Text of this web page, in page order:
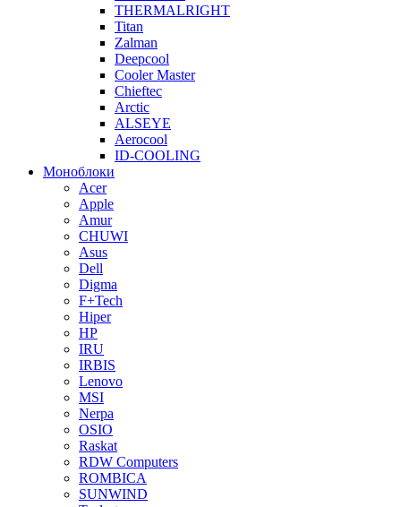
THERMALRIGHT
Titan
Zalman
Deepcool
Cooler Master
Chieftec
Arctic
ALSEYE
Aerocool
ID-COOLING
Моноблоки
Acer
Apple
Amur
CHUWI
Asus
Dell
Digma
F+Tech
Hiper
HP
IRU
IRBIS
Lenovo
MSI
Nerpa
OSIO
Raskat
RDW Computers
ROMBICA
SUNWIND